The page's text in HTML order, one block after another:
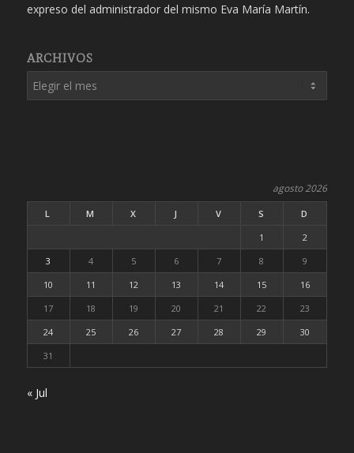
expreso del administrador del mismo Eva María Martín.
ARCHIVOS
agosto 2026
L M X J V S
D
1
2
3
4 5 6 7 8
9
10
11 12 13 14 15
16
17
18 19 20 21 22
23
24
25 26 27 28 29
30
31
« Jul